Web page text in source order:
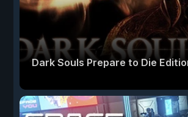
Dark Souls Prepare to Die